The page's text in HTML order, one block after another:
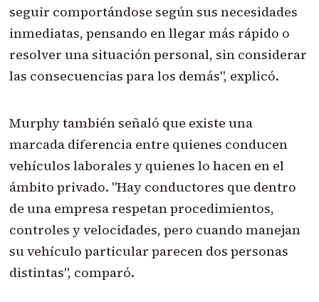
seguir comportándose según sus necesidades
inmediatas, pensando en llegar más rápido o
resolver una situación personal, sin considerar
las consecuencias para los demás", explicó.
Murphy también señaló que existe una
marcada diferencia entre quienes conducen
vehículos laborales y quienes lo hacen en el
ámbito privado. "Hay conductores que dentro
de una empresa respetan procedimientos,
controles y velocidades, pero cuando manejan
su vehículo particular parecen dos personas
distintas", comparó.